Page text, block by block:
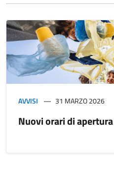
AVVISI 31 MARZO 2026
Nuovi orari di